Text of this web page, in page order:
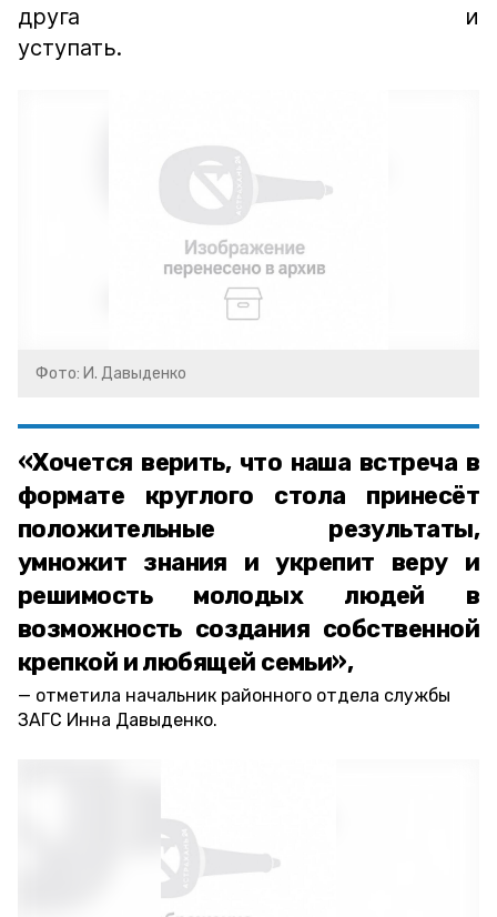
друга и
уступать.
Фото: И. Давыденко
«Хочется верить, что наша встреча в
формате круглого стола принесёт
положительные результаты,
умножит знания и укрепит веру и
решимость молодых людей в
возможность создания собственной
крепкой и любящей семьи»,
отметила начальник районного отдела службы
ЗАГС Инна Давыденко.